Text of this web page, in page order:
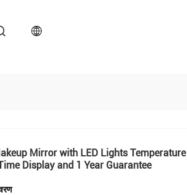
Mirror with LED Lights Temperature
Display and 1 Year Guarantee